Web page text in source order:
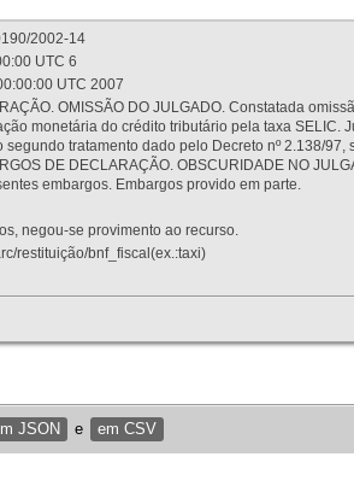
2002-14
UTC 6
UTC 2007
OMISSÃO DO JULGADO. Constatada
monetária do crédito tributário pela taxa SELIC.
tratamento dado pelo Decreto nº 2.138/
DE DECLARAÇÃO. OBSCURIDADE NO
embargos. Embargos provido em parte.
negou-se provimento ao recurso.
restituição/bnf_fiscal(ex.:taxi)
JSON e em CSV